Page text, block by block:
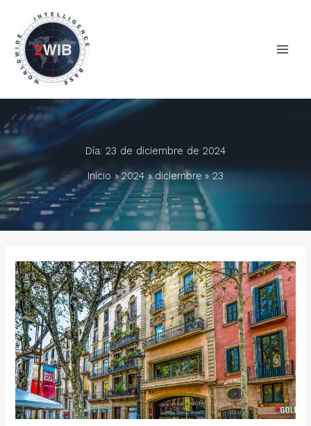
contenido
Día: 23 de diciembre de 2024
Inicio
2024 diciembre 23